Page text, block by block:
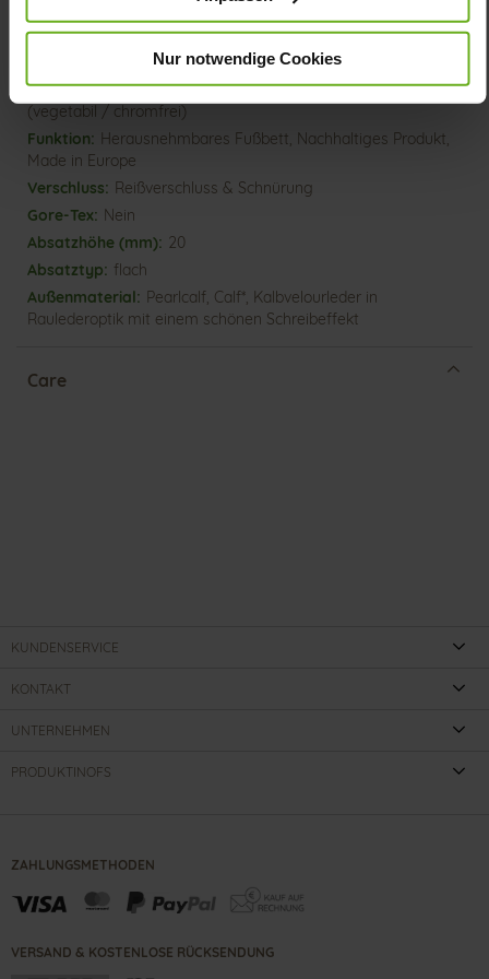
Nur notwendige Cookies
F
Made in Europe, Obermaterial (LEATHER
WORKING GROUP Gold zertifiziert), Futter / Decksohle
(vegetabil / chromfrei)
Herausnehmbares Fußbett, Nachhaltiges Produkt,
Made in Europe
Reißverschluss & Schnürung
Nein
20
flach
Pearlcalf, Calf*, Kalbvelourleder in
Raulederoptik mit einem schönen Schreibeffekt
Care
KUNDENSERVICE
KONTAKT
UNTERNEHMEN
PRODUKTINOFS
ZAHLUNGSMETHODEN
VERSAND & KOSTENLOSE RÜCKSENDUNG